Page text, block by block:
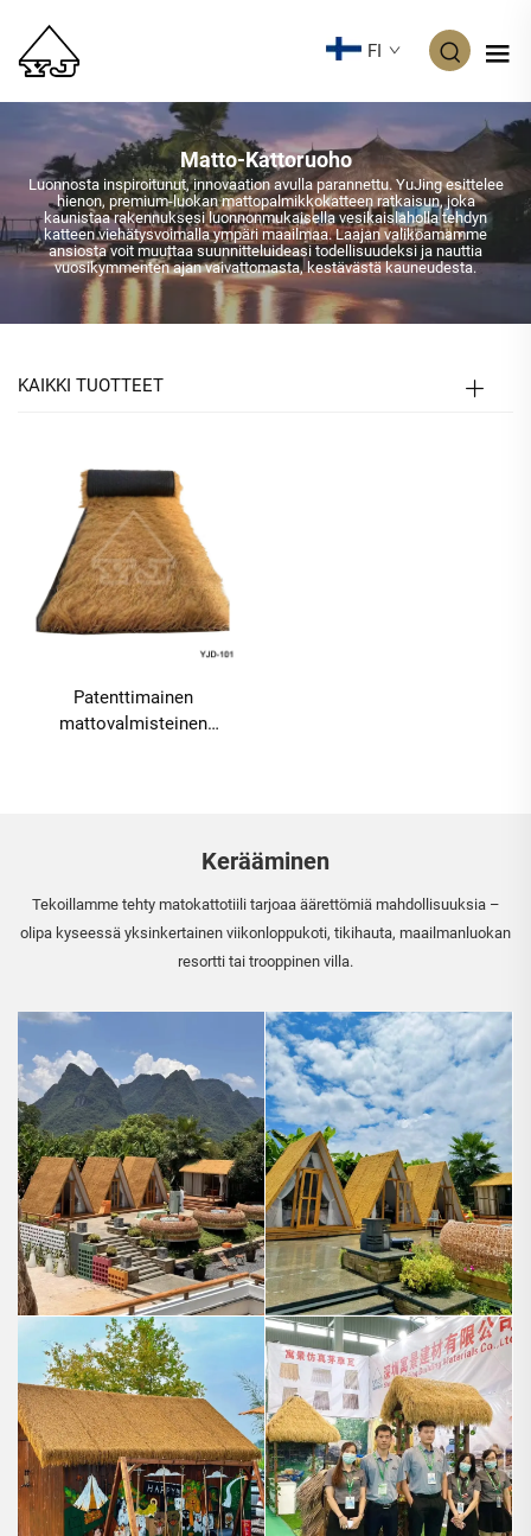
FI
Matto-Kattoruoho
Luonnosta inspiroitunut, innovaation avulla parannettu. YuJing esittelee
hienon, premium-luokan mattopalmikkokatteen ratkaisun, joka
kaunistaa rakennuksesi luonnonmukaisella vesikaislaholla tehdyn
katteen viehätysvoimalla ympäri maailmaa. Laajan valikoamamme
ansiosta voit muuttaa suunnitteluideasi todellisuudeksi ja nauttia
vuosikymmenten ajan vaivattomasta, kestävästä kauneudesta.
KAIKKI TUOTTEET
Patenttimainen
mattovalmisteinen
Kerääminen
Tekoillamme tehty matokattotiili tarjoaa äärettömiä mahdollisuuksia –
olipa kyseessä yksinkertainen viikonloppukoti, tikihauta, maailmanluokan
resortti tai trooppinen villa.